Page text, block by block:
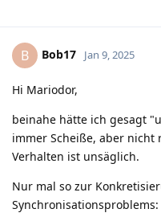
B Bob17 Jan 9, 2025
Hi Mariodor,
beinahe hätte ich gesagt
immer Scheiße, aber
Verhalten ist unsäglich.
Nur mal so zur
Synchronisationsproblems: